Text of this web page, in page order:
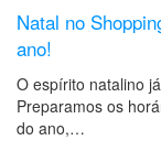
Natal no
ano!
O espírito natalino
Preparamos os
do ano,…